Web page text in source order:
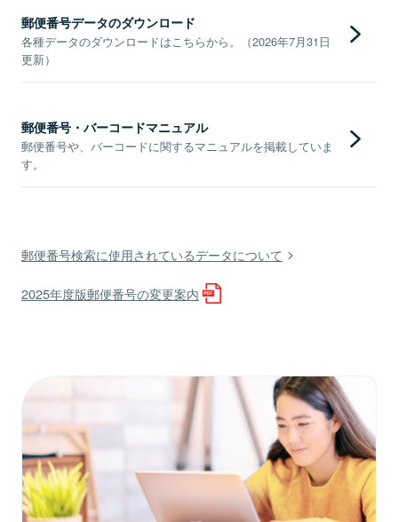
郵便番号データのダウンロード
各種データのダウンロードはこちらから。（2026年7月31日
更新）
郵便番号・バーコードマニュアル
郵便番号や、バーコードに関するマニュアルを掲載していま
す。
郵便番号検索に使用されているデータについて
2025年度版郵便番号の変更案内